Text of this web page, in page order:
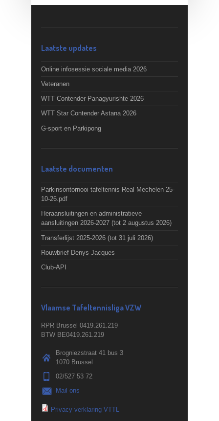
Laatste updates
Online infosessie sociale media 2026
Veteranen
WTT Contender Panagyurishte 2026
WTT Star Contender Astana 2026
G-sport en Parkipong
Laatste documenten
Parkinsontornooi tafeltennis Real Mechelen 25-
10-26.pdf
Heraansluitingen en administratieve
aansluitingen 2026-2027 (tot 2 augustus 2026)
Transferlijst 2025-2026 (tot 31 juli 2026)
Rouwbrief Denys Jacques
Club-API
Vlaamse Tafeltennisliga VZW
RPR Brussel 0419.261.219
BTW BE0419.261.219
Brogniezstraat 41 bus 3
1070 Brussel
02/527 53 72
Mail ons
Privacy-verklaring VTTL